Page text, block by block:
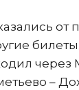
от
через
–